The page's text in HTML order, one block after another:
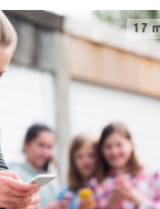
17